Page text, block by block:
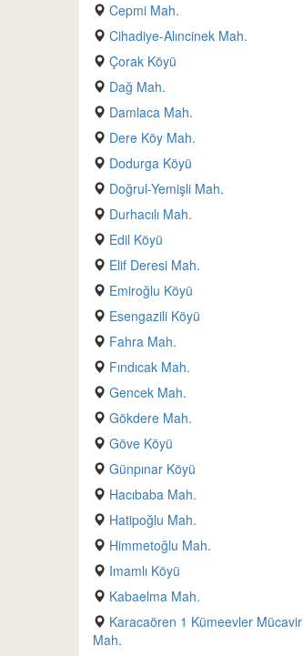
Cepmi Mah.
Cihadiye-Alıncinek Mah.
Çorak Köyü
Dağ Mah.
Damlaca Mah.
Dere Köy Mah.
Dodurga Köyü
Doğrul-Yemişli Mah.
Durhacılı Mah.
Edil Köyü
Elif Deresi Mah.
Emiroğlu Köyü
Esengazili Köyü
Fahra Mah.
Fındıcak Mah.
Gencek Mah.
Gökdere Mah.
Göve Köyü
Günpınar Köyü
Hacıbaba Mah.
Hatipoğlu Mah.
Himmetoğlu Mah.
Imamlı Köyü
Kabaelma Mah.
Karacaören 1 Kümeevler Mücavir
Mah.